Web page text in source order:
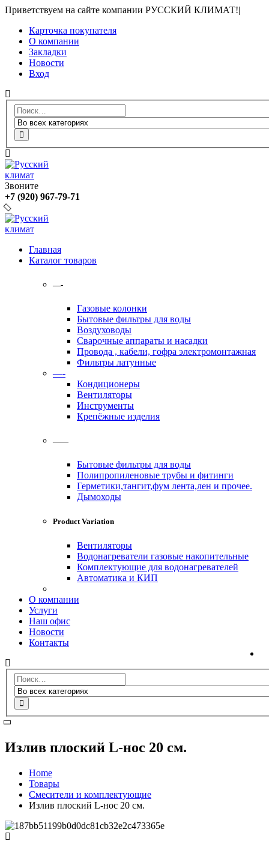
Приветствуем на сайте компании РУССКИЙ КЛИМАТ!|
Карточка покупателя
О компании
Закладки
Новости
Вход
Звоните
+7 (920) 967-79-71
Главная
Каталог товаров
—-
Газовые колонки
Бытовые фильтры для воды
Воздуховоды
Сварочные аппараты и насадки
Провода , кабели, гофра электромонтажная
Фильтры латунные
—-
Кондиционеры
Вентиляторы
Инструменты
Крепёжные изделия
——
Бытовые фильтры для воды
Полипропиленовые трубы и фитинги
Герметики,тангит,фум лента,лен и прочее.
Дымоходы
Product Variation
Вентиляторы
Водонагреватели газовые накопительные
Комплектующие для водонагревателей
Автоматика и КИП
О компании
Услуги
Наш офис
Новости
Контакты
Излив плоский L-нос 20 см.
Home
Товары
Смесители и комплектующие
Излив плоский L-нос 20 см.